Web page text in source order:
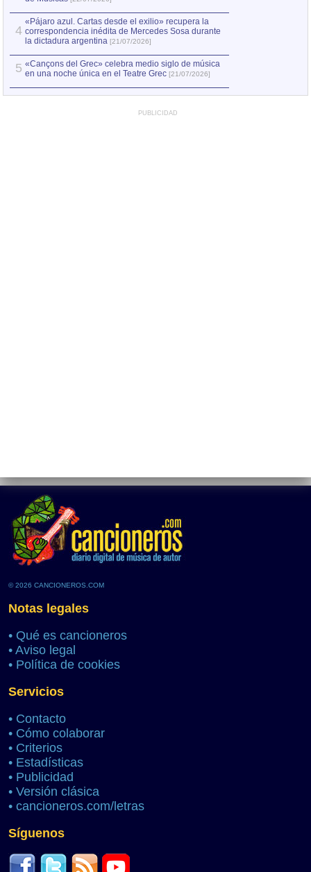
4
«Pájaro azul. Cartas desde el exilio» recupera la
correspondencia inédita de Mercedes Sosa durante
la dictadura argentina [21/07/2026]
5 «Cançons del Grec» celebra medio siglo de música
en una noche única en el Teatre Grec [21/07/2026]
PUBLICIDAD
© 2026 CANCIONEROS.COM
Notas legales
• Qué es cancioneros
• Aviso legal
• Política de cookies
Servicios
• Contacto
• Cómo colaborar
• Criterios
• Estadísticas
• Publicidad
• Versión clásica
• cancioneros.com/letras
Síguenos